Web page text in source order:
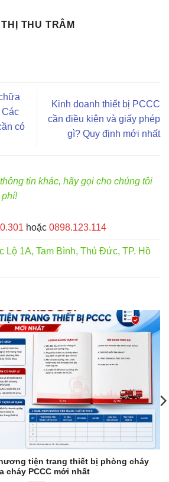
THU TRÂM
Các
có
Kinh doanh thiết bị PCCC
cần điều kiện và giấy phép
gì? Quy định mới nhất
tin khác, hãy gọi cho chúng tôi
hoặc 0898.123.114
Lộ 1A, Tam Bình, Thủ Đức, TP. Hồ
tiện trang thiết bị phòng cháy
cháy PCCC mới nhất